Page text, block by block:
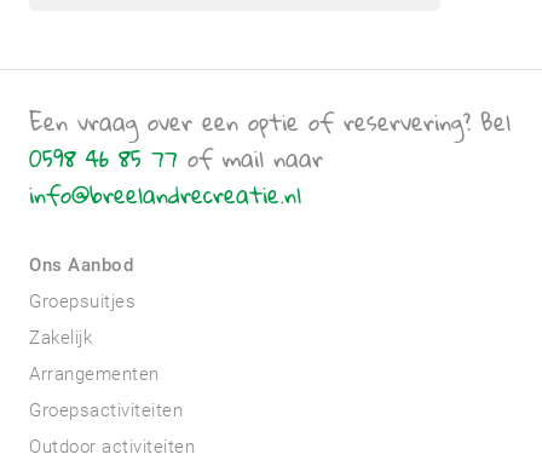
Een vraag over een optie of reservering? Bel
0598 46 85 77 of mail naar
info@breelandrecreatie.nl
Ons Aanbod
Groepsuitjes
Zakelijk
Arrangementen
Groepsactiviteiten
Outdoor activiteiten